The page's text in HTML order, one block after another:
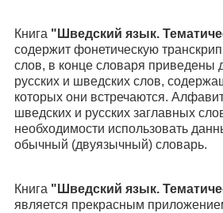
Книга " Шведский язык.
содержит фонетическую
слов, в конце словаря приведены
русских и шведских слов,
которых они встречаются.
шведских и русских заглавных
необходимости использовать
обычный (двуязычный) словарь.
Книга " Шведский язык.
является прекрасным